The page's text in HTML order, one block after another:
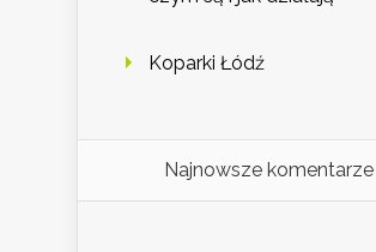
Koparki Łódź
Najnowsze komentarze